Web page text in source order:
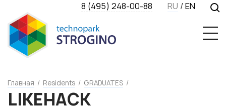
8 (495) 248-00-88 RU /EN
Главная / Residents / GRADUATES /
LIKEHACK